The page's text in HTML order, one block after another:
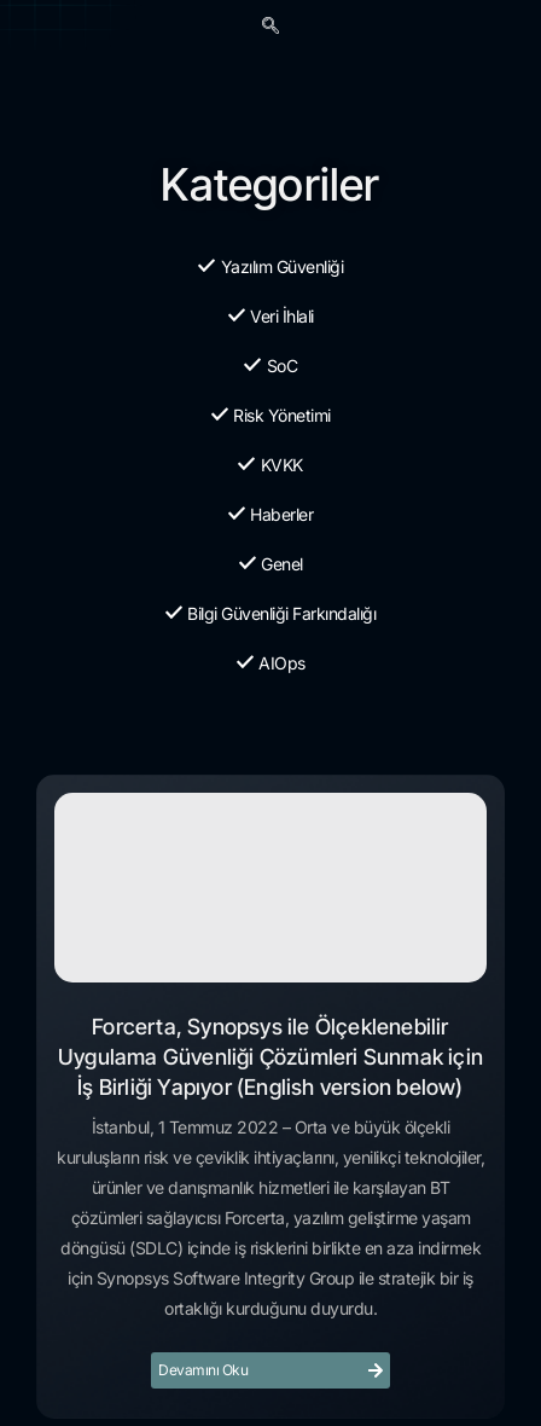
Kategoriler
Yazılım Güvenliği
Veri İhlali
SoC
Risk Yönetimi
KVKK
Haberler
Genel
Bilgi Güvenliği Farkındalığı
AIOps
Forcerta, Synopsys ile Ölçeklenebilir
Uygulama Güvenliği Çözümleri Sunmak için
İş Birliği Yapıyor (English version below)
İstanbul, 1 Temmuz 2022 – Orta ve büyük ölçekli
kuruluşların risk ve çeviklik ihtiyaçlarını, yenilikçi teknolojiler,
ürünler ve danışmanlık hizmetleri ile karşılayan BT
çözümleri sağlayıcısı Forcerta, yazılım geliştirme yaşam
döngüsü (SDLC) içinde iş risklerini birlikte en aza indirmek
için Synopsys Software Integrity Group ile stratejik bir iş
ortaklığı kurduğunu duyurdu.
Devamını Oku